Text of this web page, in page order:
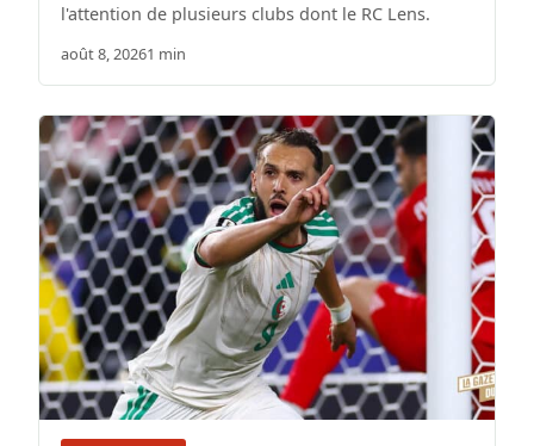
l'attention de plusieurs clubs dont le RC Lens.
août 8, 20261 min